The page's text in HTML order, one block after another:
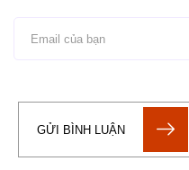
GỬI BÌNH LUẬN